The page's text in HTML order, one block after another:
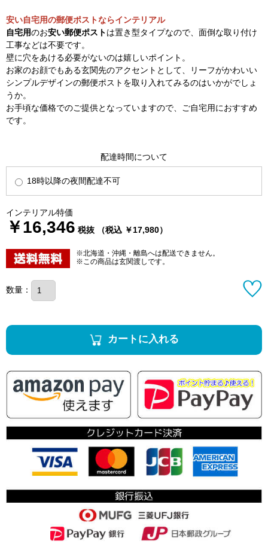
安い自宅用の郵便ポストならインテリアル
自宅用のお安い郵便ポストは置き型タイプなので、面倒な取り付け
工事などは不要です。
壁に穴をあける必要がないのは嬉しいポイント。
お家のお顔でもある玄関先のアクセントとして、リーフがかわいい
シンプルデザインの郵便ポストを取り入れてみるのはいかがでしょ
うか。
お手頃な価格でのご提供となっていますので、ご自宅用におすすめ
です。
配達時間について
18時以降の夜間配達不可
インテリアル特価
￥16,346 税抜 （税込 ￥17,980）
※北海道・沖縄・離島へは配送できません。
※この商品は玄関渡しです。
数量：
カートに入れる